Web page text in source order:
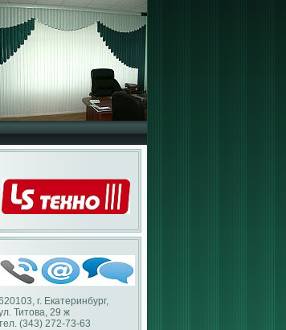
г. Екатеринбург,
Титова, 29 ж
(343) 272-73-63